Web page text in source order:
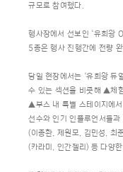
규모로 참여했다.
행사장에서 선보인 ‘유희왕
5종은 행사 진행간에 전량
당일 현장에서는 ‘유희왕 듀
수 있는 섹션을 비롯해 ▲체
▲부스 내 특별 스테이지에
선수와 인기 인플루언서들
(이종환, 제원모, 김민성, 최
(카라미, 인간젤리) 등 다양